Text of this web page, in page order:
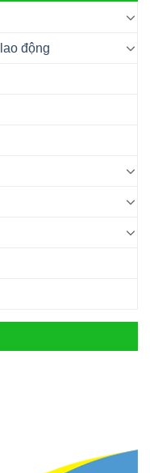
động